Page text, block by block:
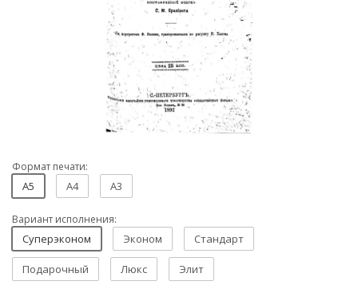
Формат печати:
A5 A4 A3
Вариант исполнения:
Суперэконом Эконом Стандарт
Подарочный Люкс Элит